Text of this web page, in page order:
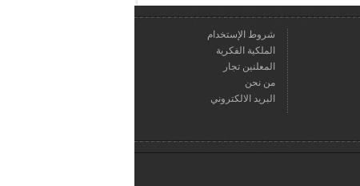
شروط الإستخدام
الملكية الفكرية
المعلنين تجار
من نحن
البريد الالكتروني